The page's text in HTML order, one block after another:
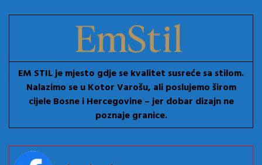
EM STIL je mjesto gdje se kvalitet susreće sa stilom.
Nalazimo se u Kotor Varošu, ali poslujemo širom
cijele Bosne i Hercegovine – jer dobar dizajn ne
poznaje granice.